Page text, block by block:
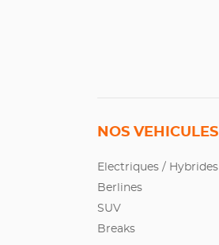
NOS VEHICULES
Electriques / Hybrides
Berlines
SUV
Breaks